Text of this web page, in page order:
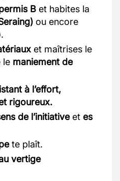
B et habites la
ou encore
et maîtrises le
le maniement de
à l’effort,
rigoureux.
de l’initiativeet es
te plaît.
vertige